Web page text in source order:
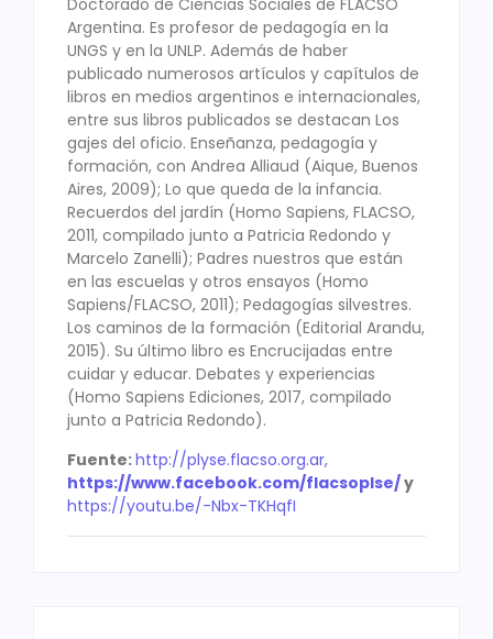
Doctorado de Ciencias Sociales de FLACSO
Argentina. Es profesor de pedagogía en la
UNGS y en la UNLP. Además de haber
publicado numerosos artículos y capítulos de
libros en medios argentinos e internacionales,
entre sus libros publicados se destacan Los
gajes del oficio. Enseñanza, pedagogía y
formación, con Andrea Alliaud (Aique, Buenos
Aires, 2009); Lo que queda de la infancia.
Recuerdos del jardín (Homo Sapiens, FLACSO,
2011, compilado junto a Patricia Redondo y
Marcelo Zanelli); Padres nuestros que están
en las escuelas y otros ensayos (Homo
Sapiens/FLACSO, 2011); Pedagogías silvestres.
Los caminos de la formación (Editorial Arandu,
2015). Su último libro es Encrucijadas entre
cuidar y educar. Debates y experiencias
(Homo Sapiens Ediciones, 2017, compilado
junto a Patricia Redondo).
Fuente:http://plyse.flacso.org.ar,
https://www.facebook.com/flacsoplse/y
https://youtu.be/-Nbx-TKHqfI